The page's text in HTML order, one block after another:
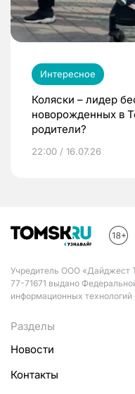
Интересное
Коляски – лидер
новорожденных в
родители?
22:00 / 16.07.26
Учредитель ООО
77-71671 выдано
информационных
Разделы
Новости
Контакты